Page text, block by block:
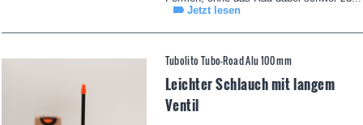
Jetzt lesen
Tubolito Tubo-Road Alu 100 mm
Leichter Schlauch mit langem
Ventil